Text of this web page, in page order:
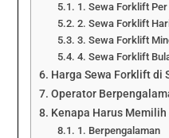
1. Sewa Forklift
2. Sewa Forklift
3. Sewa Forklift
4. Sewa Forklift
Harga Sewa Forklift di
Operator
Kenapa Harus
1. Berpengalaman